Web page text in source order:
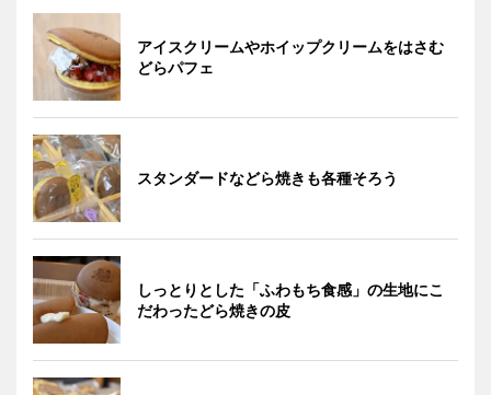
アイスクリームやホイップクリームをはさむ
どらパフェ
スタンダードなどら焼きも各種そろう
しっとりとした「ふわもち食感」の生地にこ
だわったどら焼きの皮